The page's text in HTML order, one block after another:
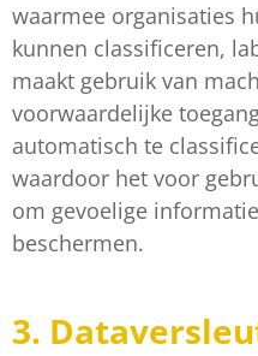
waarmee organisaties
kunnen classificeren,
maakt gebruik van
voorwaardelijke
automatisch te
waardoor het voor
om gevoelige
beschermen.
3.